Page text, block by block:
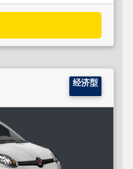
经济型